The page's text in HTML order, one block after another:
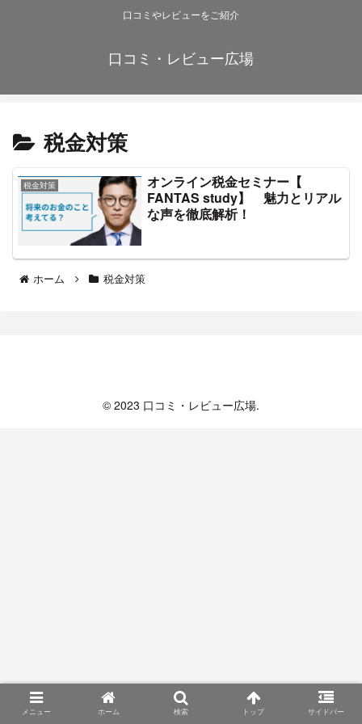
口コミやレビューをご紹介
口コミ・レビュー広場
税金対策
税金対策
オンライン税金セミナー【​
FANTAS study】 魅力とリアル
な声を徹底解析！
ホーム 税金対策
© 2023 口コミ・レビュー広場.
メニュー ホーム 検索 トップ サイドバー